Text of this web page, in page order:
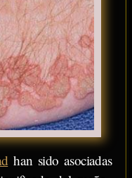
han sido asociadas